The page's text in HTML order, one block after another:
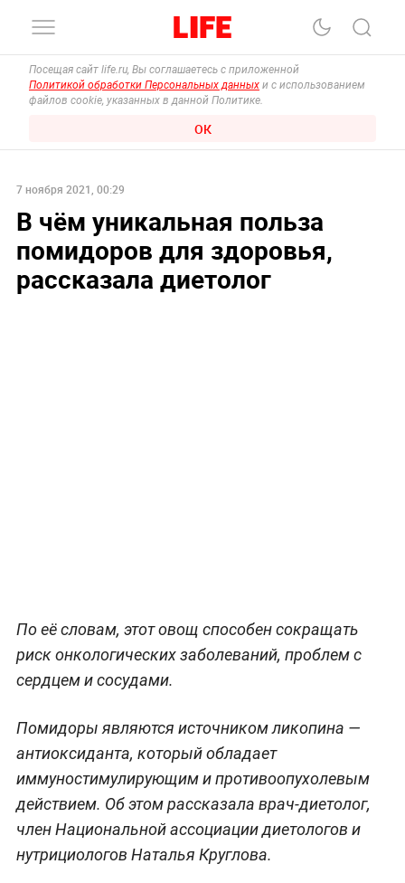
Посещая сайт life.ru, Вы соглашаетесь с приложенной
Политикой обработки Персональных данных и с использованием
файлов cookie, указанных в данной Политике.
ОК
7 ноября 2021, 00:29
В чём уникальная польза
помидоров для здоровья,
рассказала диетолог
По её словам, этот овощ способен сокращать
риск онкологических заболеваний, проблем с
сердцем и сосудами.
Помидоры являются источником ликопина —
антиоксиданта, который обладает
иммуностимулирующим и противоопухолевым
действием. Об этом рассказала врач-диетолог,
член Национальной ассоциации диетологов и
нутрициологов Наталья Круглова.